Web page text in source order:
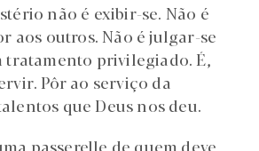
não é exibir-se. Não é
aos outros. Não é julgar-se
tratamento privilegiado. É,
Pôr ao serviço da
que Deus nos deu.
passerelle de quem deve